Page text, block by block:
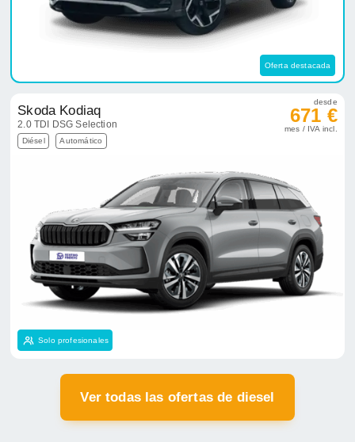
Automático
Solo profesionales
Ver todas las ofertas de diesel
Renting de coches híbridos al
mejor precio
Si quieres apostar por la movilidad sostenible, en
Renting Finders ponemos a tu disposición la mayor